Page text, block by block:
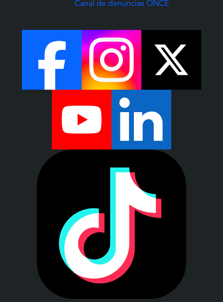
Canal de denuncias ONCE(Abre una